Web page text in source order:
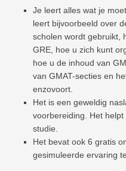
Je leert alles wat je
leert bijvoorbeeld over
scholen wordt gebruikt,
GRE, hoe u zich kunt
hoe u de inhoud van
van GMAT-secties en
enzovoort.
Het is een geweldig
voorbereiding. Het
studie.
Het bevat ook 6 gratis
gesimuleerde ervaring